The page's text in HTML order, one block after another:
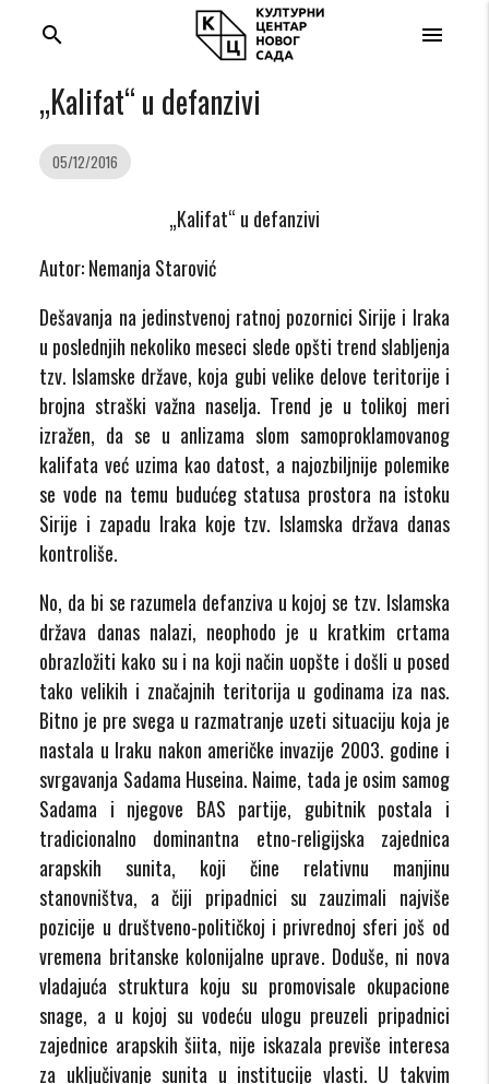
menu
search
„Kalifat“ u defanzivi
05/12/2016
„Kalifat“ u defanzivi
Autor: Nemanja Starović
Dešavanja na jedinstvenoj ratnoj pozornici Sirije i Iraka
u poslednjih nekoliko meseci slede opšti trend slabljenja
tzv. Islamske države, koja gubi velike delove teritorije i
brojna straški važna naselja. Trend je u tolikoj meri
izražen, da se u anlizama slom samoproklamovanog
kalifata već uzima kao datost, a najozbiljnije polemike
se vode na temu budućeg statusa prostora na istoku
Sirije i zapadu Iraka koje tzv. Islamska država danas
kontroliše.
No, da bi se razumela defanziva u kojoj se tzv. Islamska
država danas nalazi, neophodo je u kratkim crtama
obrazložiti kako su i na koji način uopšte i došli u posed
tako velikih i značajnih teritorija u godinama iza nas.
Bitno je pre svega u razmatranje uzeti situaciju koja je
nastala u Iraku nakon američke invazije 2003. godine i
svrgavanja Sadama Huseina. Naime, tada je osim samog
Sadama i njegove BAS partije, gubitnik postala i
tradicionalno dominantna etno-religijska zajednica
arapskih sunita, koji čine relativnu manjinu
stanovništva, a čiji pripadnici su zauzimali najviše
pozicije u društveno-političkoj i privrednoj sferi još od
vremena britanske kolonijalne uprave. Doduše, ni nova
vladajuća struktura koju su promovisale okupacione
snage, a u kojoj su vodeću ulogu preuzeli pripadnici
zajednice arapskih šiita, nije iskazala previše interesa
za uključivanje sunita u institucije vlasti. U takvim